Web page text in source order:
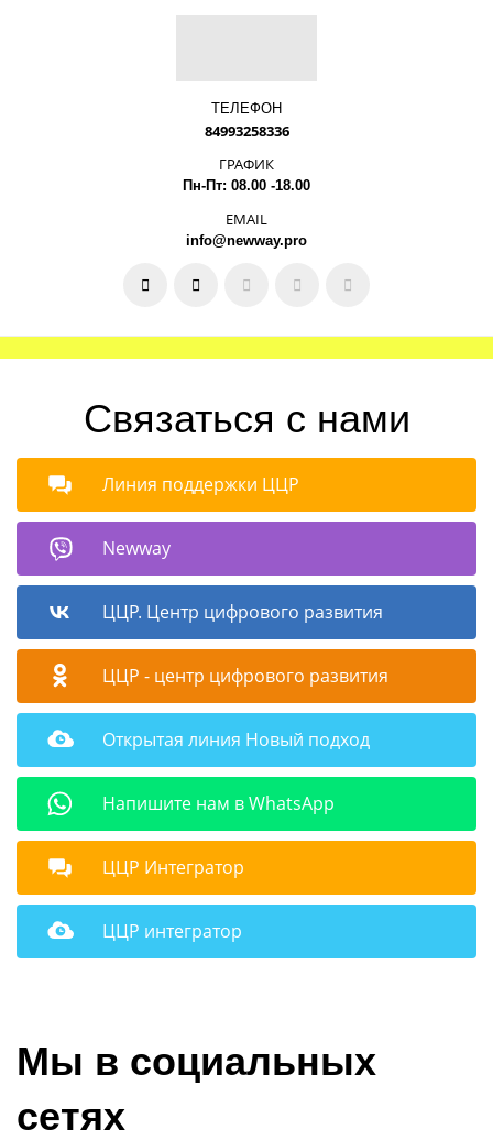
ТЕЛЕФОН
84993258336
ГРАФИК
Пн-Пт: 08.00 -18.00
EMAIL
info@newway.pro
Связаться с нами
Линия поддержки ЦЦР
Newway
ЦЦР. Центр цифрового развития
ЦЦР - центр цифрового развития
Открытая линия Новый подход
Напишите нам в WhatsApp
ЦЦР Интегратор
ЦЦР интегратор
Мы в социальных
сетях